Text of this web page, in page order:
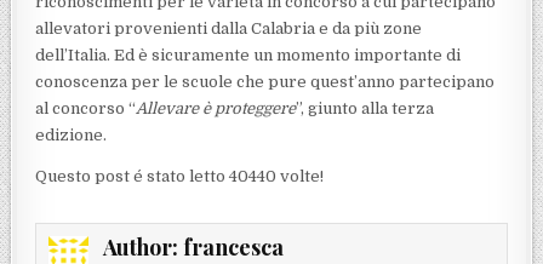
allevatori provenienti dalla Calabria e da più zone
dell’Italia. Ed è sicuramente un momento importante di
conoscenza per le scuole che pure quest’anno partecipano
al concorso “Allevare è proteggere”, giunto alla terza
edizione.
Questo post é stato letto 40440 volte!
Author: francesca